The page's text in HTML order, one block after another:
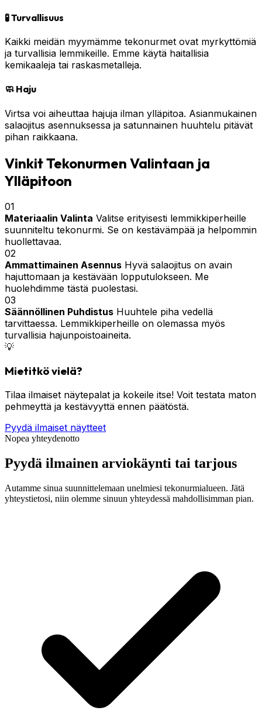
🧪 Turvallisuus
Kaikki meidän myymämme tekonurmet ovat myrkyttömiä
ja turvallisia lemmikeille. Emme käytä haitallisia
kemikaaleja tai raskasmetalleja.
🧼 Haju
Virtsa voi aiheuttaa hajuja ilman ylläpitoa. Asianmukainen
salaojitus asennuksessa ja satunnainen huuhtelu pitävät
pihan raikkaana.
Vinkit Tekonurmen Valintaan ja
Ylläpitoon
01
Materiaalin Valinta Valitse erityisesti lemmikkiperheille
suunniteltu tekonurmi. Se on kestävämpää ja helpommin
huollettavaa.
02
Ammattimainen Asennus Hyvä salaojitus on avain
hajuttomaan ja kestävään lopputulokseen. Me
huolehdimme tästä puolestasi.
03
Säännöllinen Puhdistus Huuhtele piha vedellä
tarvittaessa. Lemmikkiperheille on olemassa myös
turvallisia hajunpoistoaineita.
💡
Mietitkö vielä?
Tilaa ilmaiset näytepalat ja kokeile itse! Voit testata maton
pehmeyttä ja kestävyyttä ennen päätöstä.
Pyydä ilmaiset näytteet
Nopea yhteydenotto
Pyydä ilmainen arviokäynti tai tarjous
Autamme sinua suunnittelemaan unelmiesi tekonurmialueen. Jätä
yhteystietosi, niin olemme sinuun yhteydessä mahdollisimman pian.